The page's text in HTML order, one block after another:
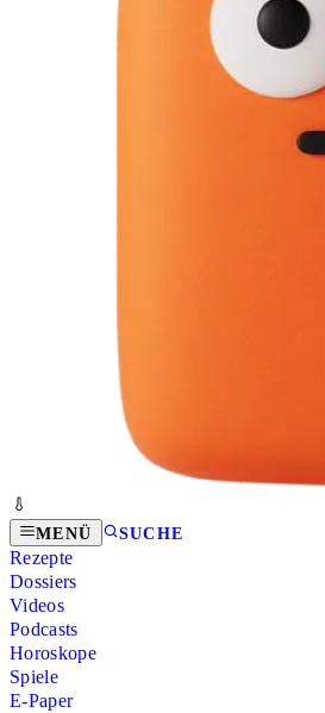
MENÜ SUCHE
Rezepte
Dossiers
Videos
Podcasts
Horoskope
Spiele
E-Paper